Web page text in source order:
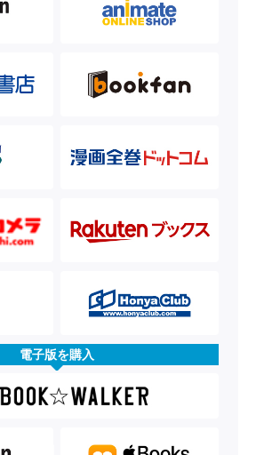
電子版を購入